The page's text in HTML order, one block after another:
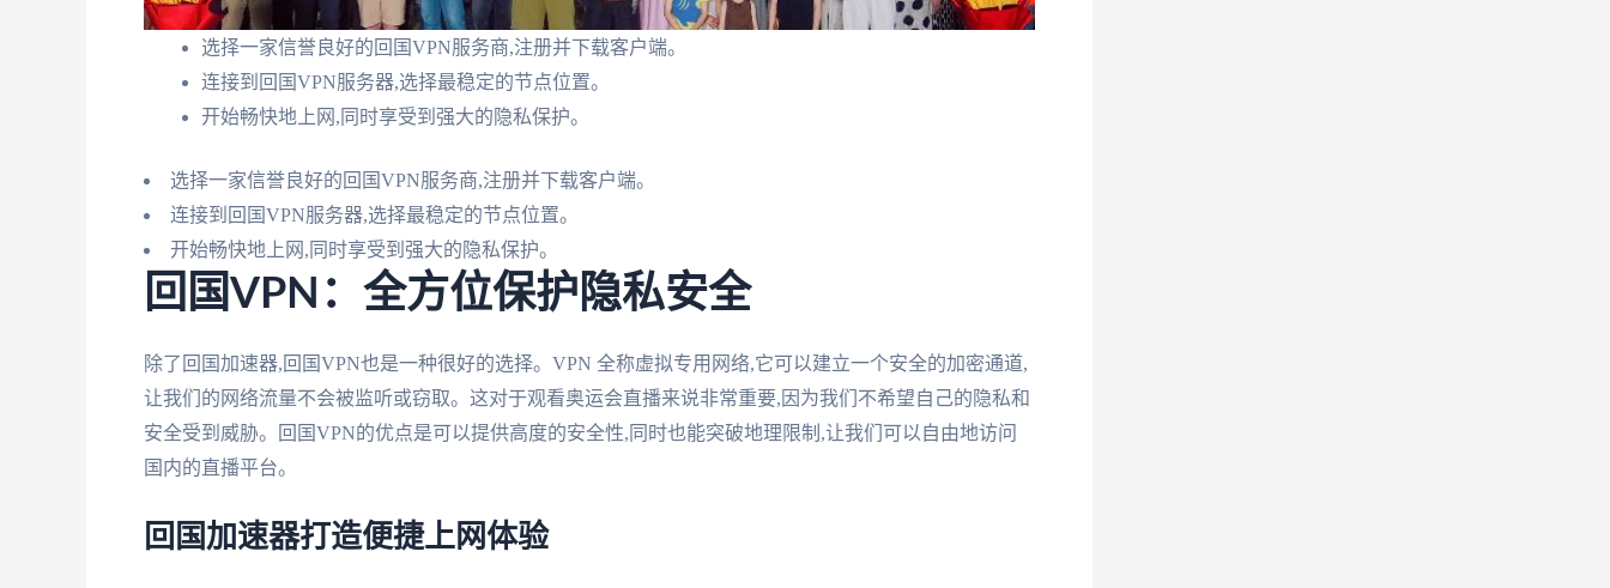
选择一家信誉良好的回国VPN服务商,注册并下载客户端。
连接到回国VPN服务器,选择最稳定的节点位置。
开始畅快地上网,同时享受到强大的隐私保护。
选择一家信誉良好的回国VPN服务商,注册并下载客户端。
连接到回国VPN服务器,选择最稳定的节点位置。
开始畅快地上网,同时享受到强大的隐私保护。
回国VPN：全方位保护隐私安全
除了回国加速器,回国VPN也是一种很好的选择。VPN 全称虚拟专用网络,它可以建立一个安全的加密通道,
让我们的网络流量不会被监听或窃取。这对于观看奥运会直播来说非常重要,因为我们不希望自己的隐私和
安全受到威胁。回国VPN的优点是可以提供高度的安全性,同时也能突破地理限制,让我们可以自由地访问
国内的直播平台。
回国加速器打造便捷上网体验